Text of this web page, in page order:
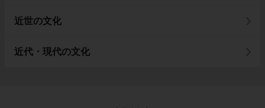
近世の文化
近代・現代の文化